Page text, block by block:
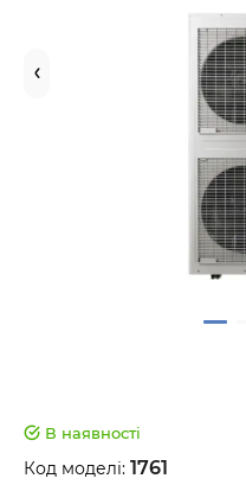
В наявності
Код моделі: 1761